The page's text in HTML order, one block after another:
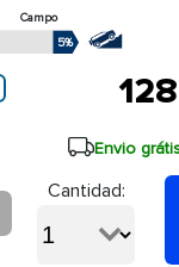
Campo
5%
Envio
Cantidad: